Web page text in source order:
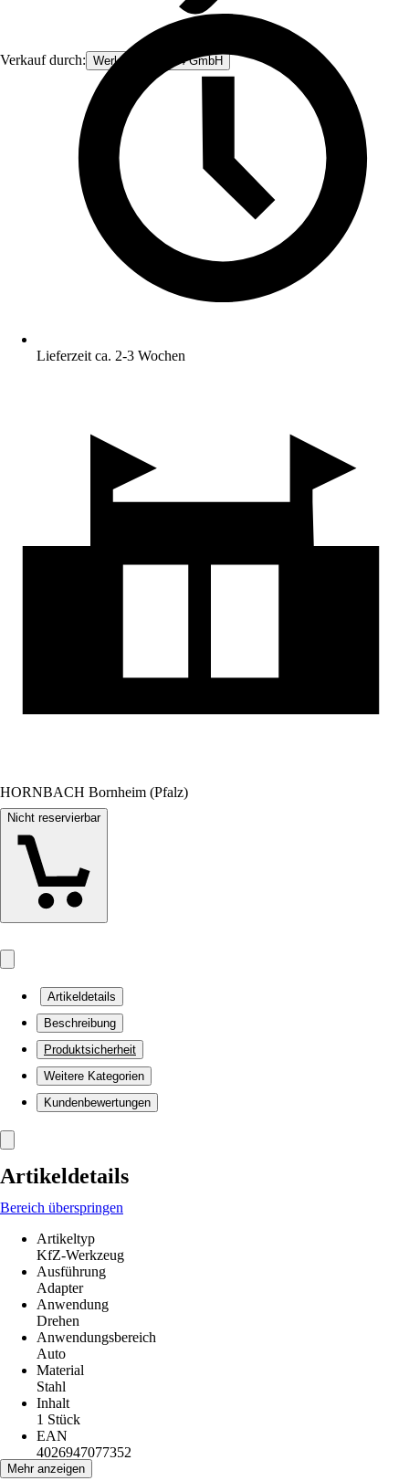
Verkauf durch: Werkzeugstore24 GmbH
Lieferzeit ca. 2-3 Wochen
HORNBACH Bornheim (Pfalz)
Nicht reservierbar
Artikeldetails
Beschreibung
Produktsicherheit
Weitere Kategorien
Kundenbewertungen
Artikeldetails
Bereich überspringen
Artikeltyp
KfZ-Werkzeug
Ausführung
Adapter
Anwendung
Drehen
Anwendungsbereich
Auto
Material
Stahl
Inhalt
1 Stück
EAN
4026947077352
Mehr anzeigen